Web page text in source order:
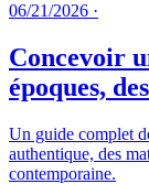
06/21/2026 ·
Concevoir
époques,
Un guide complet
authentique, des
contemporaine.